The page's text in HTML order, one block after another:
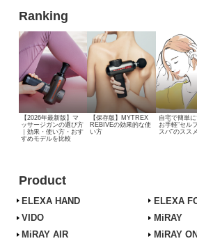
Ranking
【2026年最新版】マ
ッサージガンの選び方
｜効果・使い方・おす
すめモデルを比較
【保存版】MYTREX
REBIVEの効果的な使
い方
自宅で簡単
お手軽“セル
スパ”のススメ
Product
ELEXA HAND
ELEXA
VIDO
MiRAY
MiRAY AIR
MiRAY